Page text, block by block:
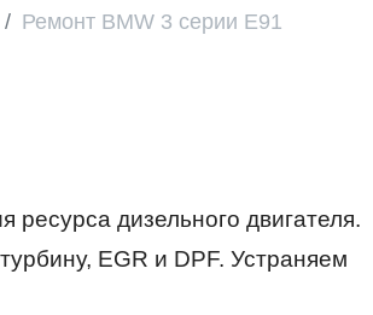
Ремонт BMW 3 серии E91
дизельного двигателя.
EGR и DPF. Устраняем